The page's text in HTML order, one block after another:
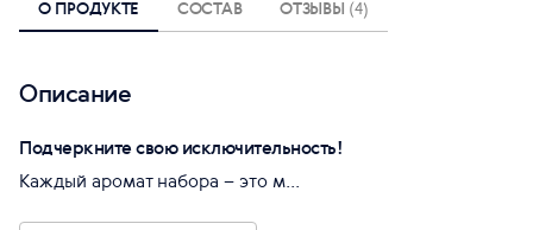
О ПРОДУКТЕ СОСТАВ ОТЗЫВЫ (4)
Описание
Подчеркните свою исключительность!
Каждый аромат набора – это м...